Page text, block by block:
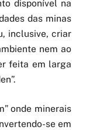
disponível na
das minas
inclusive, criar
nem ao
feita em larga
onde minerais
se em